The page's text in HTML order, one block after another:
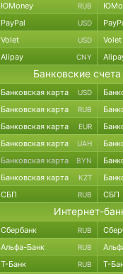
ЮMoney RUB
PayPal USD
Volet USD Volet
Alipay CNY
Банковские
Банковская карта USD
Банковская карта RUB
Банковская карта EUR
Банковская карта UAH
Банковская карта BYN
Банковская карта KZT
СБП RUB СБП
Интернет-
Сбербанк RUB
Альфа-Банк RUB
Т-Банк RUB Т-